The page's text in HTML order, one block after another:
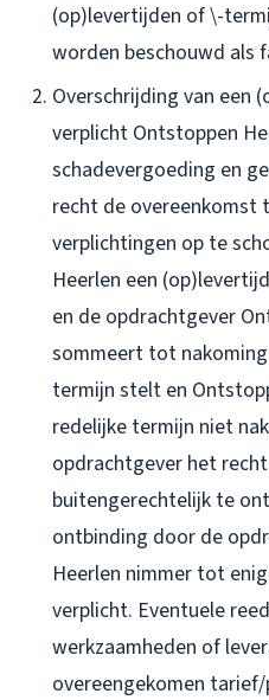
(op)levertijden of \-
worden beschouwd als
Overschrijding van een
verplicht Ontstoppen
schadevergoeding en
recht de overeenkomst
verplichtingen op te
Heerlen een
en de opdrachtgever
sommeert tot
termijn stelt en
redelijke termijn niet
opdrachtgever het
buitengerechtelijk te
ontbinding door de
Heerlen nimmer tot
verplicht. Eventuele
werkzaamheden of
overeengekomen